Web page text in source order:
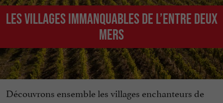
Les villages immanquables de l’Entre Deux
Mers
Découvrons ensemble les villages enchanteurs de